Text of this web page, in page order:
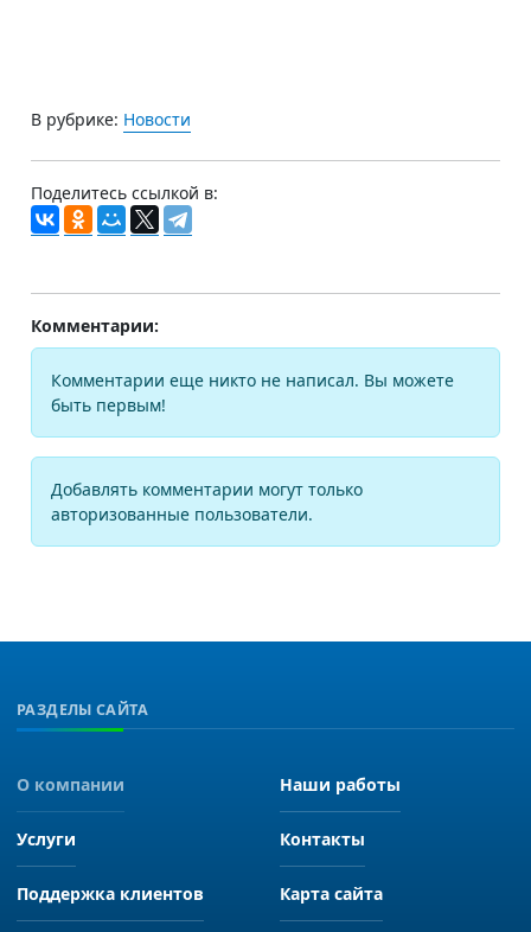
В рубрике: Новости
Поделитесь ссылкой в:
Комментарии:
Комментарии еще никто не написал. Вы можете
быть первым!
Добавлять комментарии могут только
авторизованные пользователи.
РАЗДЕЛЫ САЙТА
О компании Наши работы
Услуги Контакты
Поддержка клиентов Карта сайта